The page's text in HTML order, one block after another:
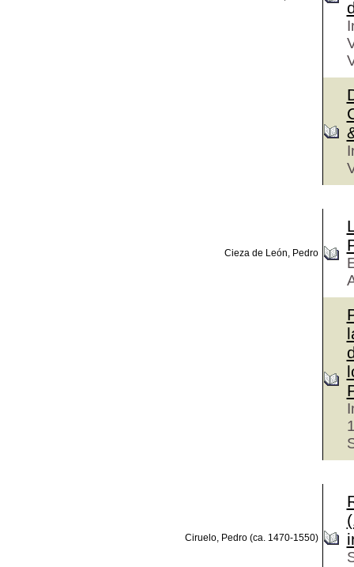
Cieza de León, Pedro
Ciruelo, Pedro (ca. 1470-1550)